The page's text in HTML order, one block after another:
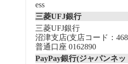
ess
三菱UFJ銀行
三菱UFJ銀行
沼津支店(支店コード：
普通口座 0162890
PayPay銀行(ジャパンネ